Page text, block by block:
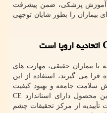
آموزش پزشکی، ضمن پیشرفت
بیماران را بطور شایان توجهی
با بیماران حقیقی، مهارت های
می گیرند، استفاده از این
سلامت جامعه و بهبود کیفیت
بهداشتی و درمانی دارد. این محصول دارای استاندارد CE
تأییدیه از مرکز تحقیقات چشم